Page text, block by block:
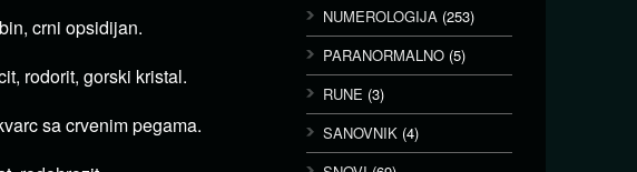
crni opsidijan.
rodorit, gorski kristal.
sa crvenim pegama.
NUMEROLOGIJA (253)
PARANORMALNO (5)
RUNE (3)
SANOVNIK (4)